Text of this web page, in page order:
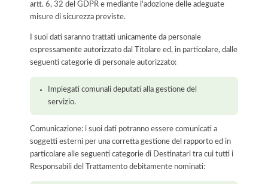
artt. 6, 32 del GDPR e mediante l'adozione delle adeguate
misure di sicurezza previste.
I suoi dati saranno trattati unicamente da personale
espressamente autorizzato dal Titolare ed, in particolare, dalle
seguenti categorie di personale autorizzato:
Impiegati comunali deputati alla gestione del
servizio.
Comunicazione: i suoi dati potranno essere comunicati a
soggetti esterni per una corretta gestione del rapporto ed in
particolare alle seguenti categorie di Destinatari tra cui tutti i
Responsabili del Trattamento debitamente nominati: